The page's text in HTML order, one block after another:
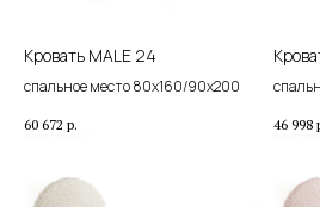
Кровать MALE 24
спальное место 80х160/90х200
60 672 р. 46 998